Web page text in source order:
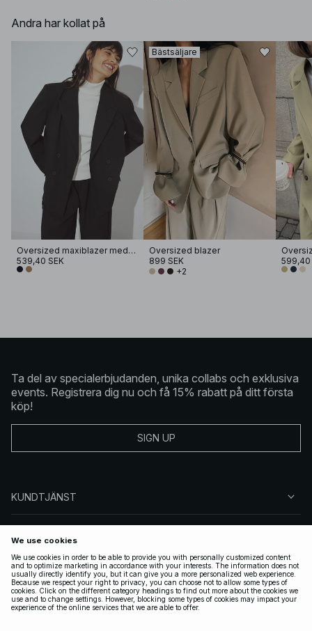
Andra har kollat på
Oversized maxiblazer med dubbelknäppning
539,40 SEK
Bästsäljare
Oversized blazer
899 SEK
+2
599,40
Ta del av specialerbjudanden, unika collabs och exklusiva
events. Registrera dig nu och få 15% rabatt på ditt första
köp!
SIGN UP
KUNDTJÄNST
FÖLJ OSS
JURIDISKT